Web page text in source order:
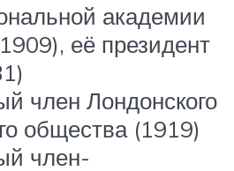
академии
её президент
член Лондонского
общества (1919)
член-